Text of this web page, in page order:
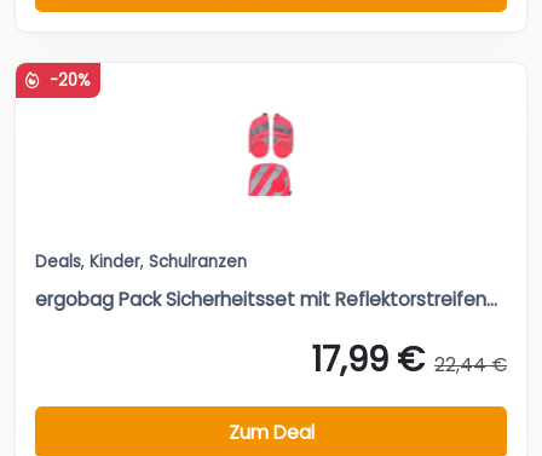
-20%
Deals, Kinder, Schulranzen
ergobag Pack Sicherheitsset mit Reflektorstreifen...
17,99 € 22,44 €
Zum Deal